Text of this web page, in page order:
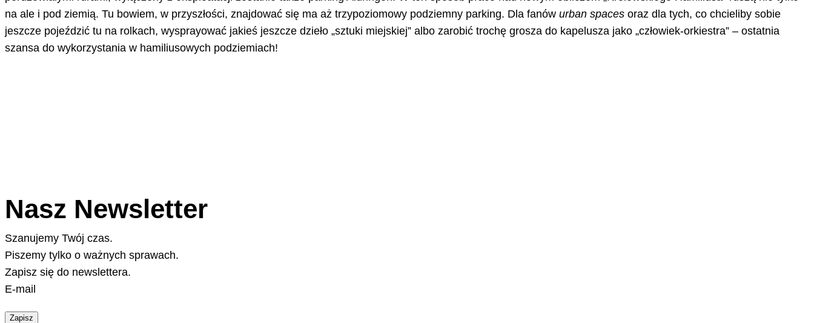
na ale i pod ziemią. Tu bowiem, w przyszłości, znajdować się ma aż trzypoziomowy podziemny parking. Dla fanów urban spaces oraz dla tych, co chcieliby sobie
jeszcze pojeździć tu na rolkach, wysprayować jakieś jeszcze dzieło „sztuki miejskiej” albo zarobić trochę grosza do kapelusza jako „człowiek-orkiestra” – ostatnia
szansa do wykorzystania w hamiliusowych podziemiach!
Nasz Newsletter
Szanujemy Twój czas.
Piszemy tylko o ważnych sprawach.
Zapisz się do newslettera.
E-mail
Zapisz